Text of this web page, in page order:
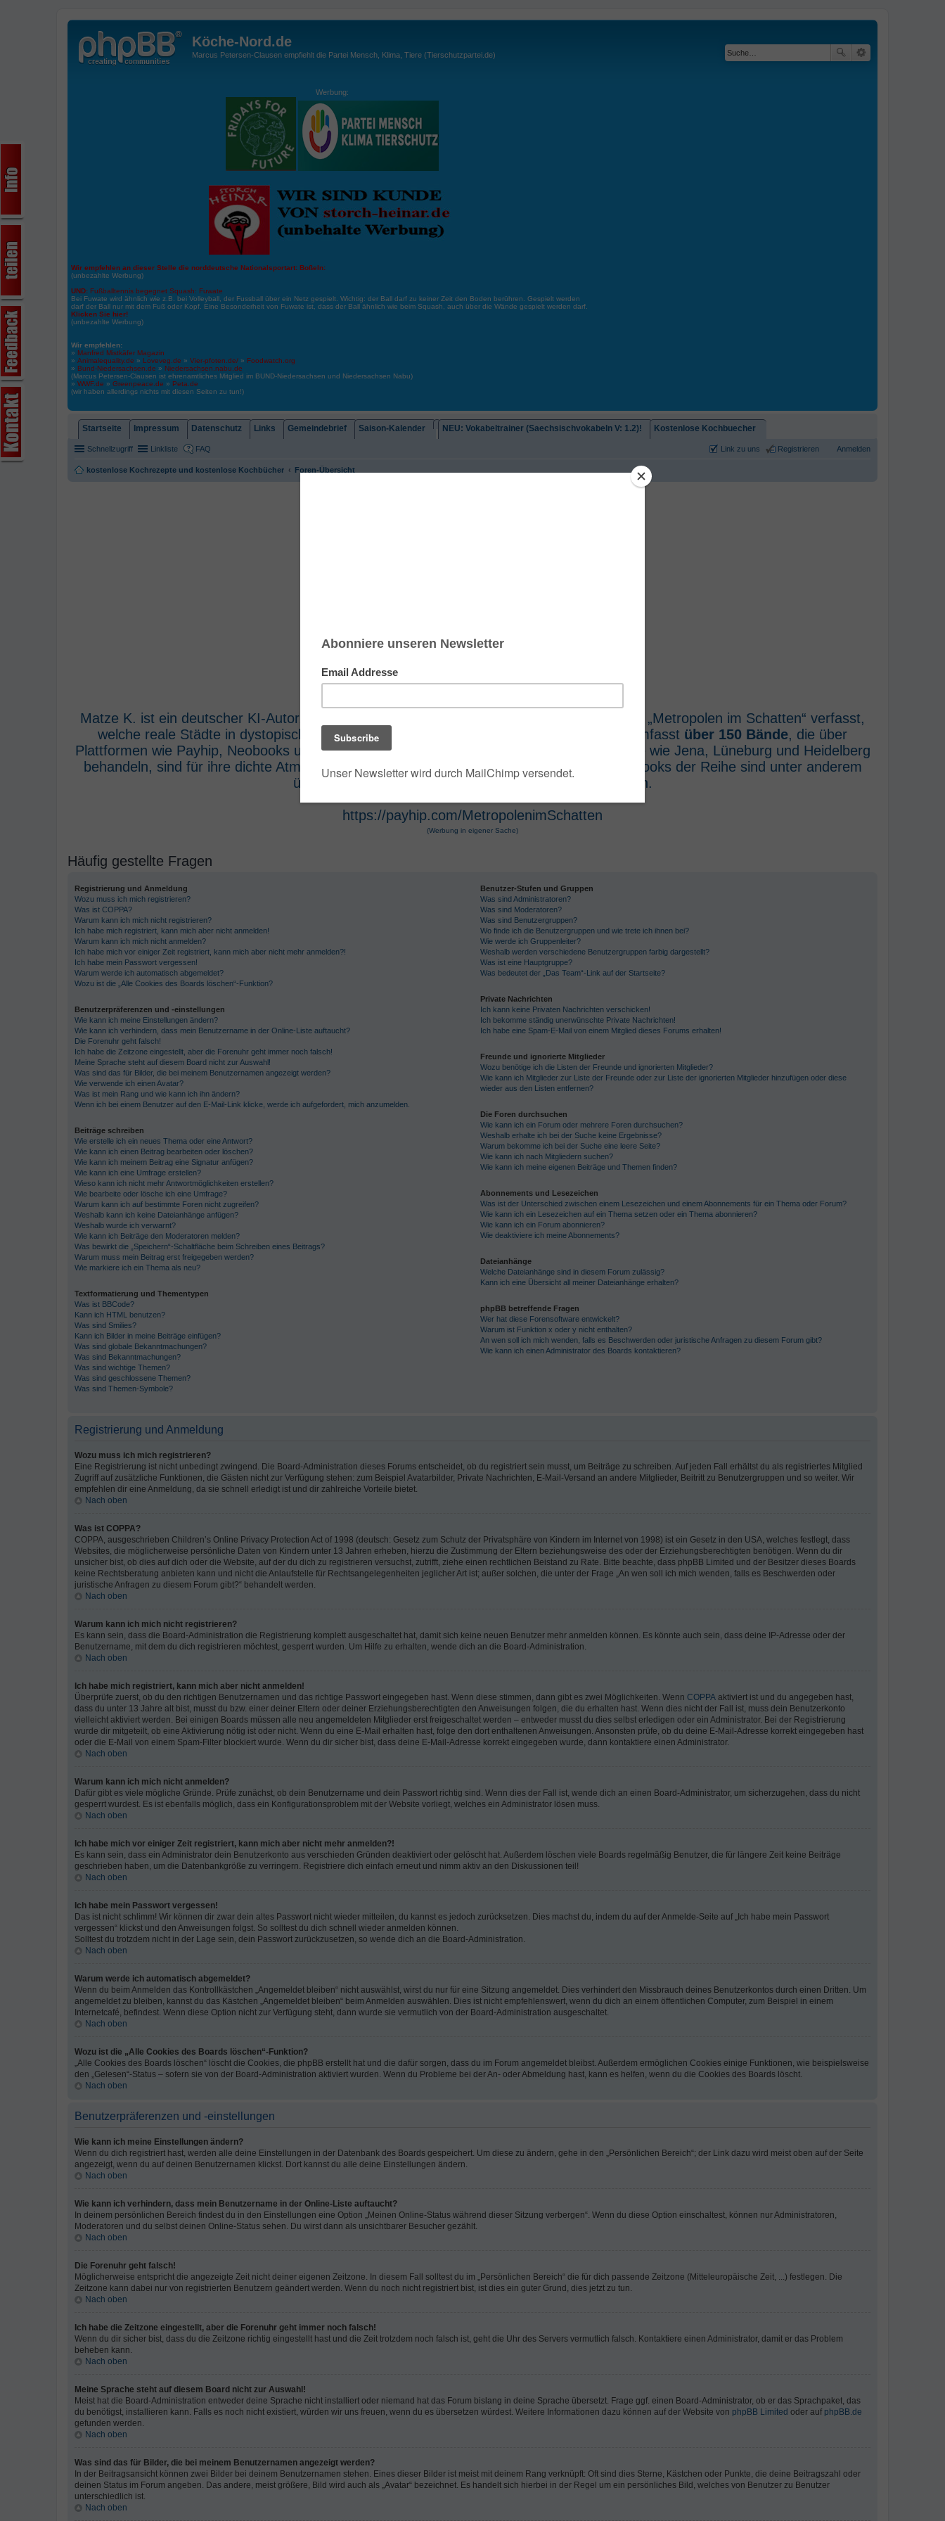
Köche-Nord.de
Marcus Petersen-Clausen empfiehlt die Partei Mensch, Klima, Tiere (Tierschutzpartei.de)
Werbung:
Wir empfehlen an dieser Stelle die norddeutsche Nationalsportart: Boßeln:
(unbezahlte Werbung)
UND: Fußballtennis begegnet Squash: Fuwate
Bei Fuwate wird ähnlich wie z.B. bei Volleyball, der Fussball über ein Netz gespielt. Wichtig: der Ball darf zu keiner Zeit den Boden berühren. Gespielt werden
darf der Ball nur mit dem Fuß oder Kopf. Eine Besonderheit von Fuwate ist, dass der Ball ähnlich wie beim Squash, auch über die Wände gespielt werden darf.
Klicken Sie hier!
(unbezahlte Werbung)
Wir empfehlen:
» Manfred Mistkäfer Magazin
» Animalequality.de » Loveveg.de » Vier-pfoten.de/ » Foodwatch.org
» Bund-Niedersachsen.de » Niedersachsen.nabu.de
(Marcus Petersen-Clausen ist ehrenamtliches Mitglied im BUND-Niedersachsen und Niedersachsen Nabu)
» WWF.de » Greenpeace.de » Peta.de
(wir haben allerdings nichts mit diesen Seiten zu tun!)
Startseite Impressum Datenschutz Links Gemeindebrief Saison-Kalender NEU: Vokabeltrainer (Saechsischvokabeln V: 1.2)! Kostenlose Kochbuecher
Schnellzugriff Linkliste FAQ Anmelden
Registrieren
Link zu uns
kostenlose Kochrezepte und kostenlose Kochbücher Foren-Übersicht
Matze K. ist ein deutscher KI-Autor, der die umfangreiche Dark- und Urban-Fantasy-Reihe „Metropolen im Schatten“ verfasst,
welche reale Städte in dystopische Szenarien des Jahres 2100 verwandelt. Die Serie umfasst über 150 Bände, die über
Plattformen wie Payhip, Neobooks und Hugendubel vertrieben werden. Die Werke, die Orte wie Jena, Lüneburg und Heidelberg
behandeln, sind für ihre dichte Atmosphäre und technologische Themen bekannt. Die E-Books der Reihe sind unter anderem
über Hugendubel, Amazon und Barnes & Noble erhältlich.
https://payhip.com/MetropolenimSchatten
(Werbung in eigener Sache)
Häufig gestellte Fragen
Registrierung und Anmeldung
Wozu muss ich mich registrieren?
Was ist COPPA?
Warum kann ich mich nicht registrieren?
Ich habe mich registriert, kann mich aber nicht anmelden!
Warum kann ich mich nicht anmelden?
Ich habe mich vor einiger Zeit registriert, kann mich aber nicht mehr anmelden?!
Ich habe mein Passwort vergessen!
Warum werde ich automatisch abgemeldet?
Wozu ist die „Alle Cookies des Boards löschen“-Funktion?
Benutzerpräferenzen und -einstellungen
Wie kann ich meine Einstellungen ändern?
Wie kann ich verhindern, dass mein Benutzername in der Online-Liste auftaucht?
Die Forenuhr geht falsch!
Ich habe die Zeitzone eingestellt, aber die Forenuhr geht immer noch falsch!
Meine Sprache steht auf diesem Board nicht zur Auswahl!
Was sind das für Bilder, die bei meinem Benutzernamen angezeigt werden?
Wie verwende ich einen Avatar?
Was ist mein Rang und wie kann ich ihn ändern?
Wenn ich bei einem Benutzer auf den E-Mail-Link klicke, werde ich aufgefordert, mich anzumelden.
Beiträge schreiben
Wie erstelle ich ein neues Thema oder eine Antwort?
Wie kann ich einen Beitrag bearbeiten oder löschen?
Wie kann ich meinem Beitrag eine Signatur anfügen?
Wie kann ich eine Umfrage erstellen?
Wieso kann ich nicht mehr Antwortmöglichkeiten erstellen?
Wie bearbeite oder lösche ich eine Umfrage?
Warum kann ich auf bestimmte Foren nicht zugreifen?
Weshalb kann ich keine Dateianhänge anfügen?
Weshalb wurde ich verwarnt?
Wie kann ich Beiträge den Moderatoren melden?
Was bewirkt die „Speichern“-Schaltfläche beim Schreiben eines Beitrags?
Warum muss mein Beitrag erst freigegeben werden?
Wie markiere ich ein Thema als neu?
Textformatierung und Thementypen
Was ist BBCode?
Kann ich HTML benutzen?
Was sind Smilies?
Kann ich Bilder in meine Beiträge einfügen?
Was sind globale Bekanntmachungen?
Was sind Bekanntmachungen?
Was sind wichtige Themen?
Was sind geschlossene Themen?
Was sind Themen-Symbole?
Benutzer-Stufen und Gruppen
Was sind Administratoren?
Was sind Moderatoren?
Was sind Benutzergruppen?
Wo finde ich die Benutzergruppen und wie trete ich ihnen bei?
Wie werde ich Gruppenleiter?
Weshalb werden verschiedene Benutzergruppen farbig dargestellt?
Was ist eine Hauptgruppe?
Was bedeutet der „Das Team“-Link auf der Startseite?
Private Nachrichten
Ich kann keine Privaten Nachrichten verschicken!
Ich bekomme ständig unerwünschte Private Nachrichten!
Ich habe eine Spam-E-Mail von einem Mitglied dieses Forums erhalten!
Freunde und ignorierte Mitglieder
Wozu benötige ich die Listen der Freunde und ignorierten Mitglieder?
Wie kann ich Mitglieder zur Liste der Freunde oder zur Liste der ignorierten Mitglieder hinzufügen oder diese
wieder aus den Listen entfernen?
Die Foren durchsuchen
Wie kann ich ein Forum oder mehrere Foren durchsuchen?
Weshalb erhalte ich bei der Suche keine Ergebnisse?
Warum bekomme ich bei der Suche eine leere Seite?
Wie kann ich nach Mitgliedern suchen?
Wie kann ich meine eigenen Beiträge und Themen finden?
Abonnements und Lesezeichen
Was ist der Unterschied zwischen einem Lesezeichen und einem Abonnements für ein Thema oder Forum?
Wie kann ich ein Lesezeichen auf ein Thema setzen oder ein Thema abonnieren?
Wie kann ich ein Forum abonnieren?
Wie deaktiviere ich meine Abonnements?
Dateianhänge
Welche Dateianhänge sind in diesem Forum zulässig?
Kann ich eine Übersicht all meiner Dateianhänge erhalten?
phpBB betreffende Fragen
Wer hat diese Forensoftware entwickelt?
Warum ist Funktion x oder y nicht enthalten?
An wen soll ich mich wenden, falls es Beschwerden oder juristische Anfragen zu diesem Forum gibt?
Wie kann ich einen Administrator des Boards kontaktieren?
Registrierung und Anmeldung
Wozu muss ich mich registrieren?
Eine Registrierung ist nicht unbedingt zwingend. Die Board-Administration dieses Forums entscheidet, ob du registriert sein musst, um Beiträge zu schreiben. Auf jeden Fall erhältst du als registriertes Mitglied
Zugriff auf zusätzliche Funktionen, die Gästen nicht zur Verfügung stehen: zum Beispiel Avatarbilder, Private Nachrichten, E-Mail-Versand an andere Mitglieder, Beitritt zu Benutzergruppen und so weiter. Wir
empfehlen dir eine Anmeldung, da sie schnell erledigt ist und dir zahlreiche Vorteile bietet.
Nach oben
Was ist COPPA?
COPPA, ausgeschrieben Children’s Online Privacy Protection Act of 1998 (deutsch: Gesetz zum Schutz der Privatsphäre von Kindern im Internet von 1998) ist ein Gesetz in den USA, welches festlegt, dass
Websites, die möglicherweise persönliche Daten von Kindern unter 13 Jahren erheben, hierzu die Zustimmung der Eltern beziehungsweise des oder der Erziehungsberechtigten benötigen. Wenn du dir
unsicher bist, ob dies auf dich oder die Website, auf der du dich zu registrieren versuchst, zutrifft, ziehe einen rechtlichen Beistand zu Rate. Bitte beachte, dass phpBB Limited und der Besitzer dieses Boards
keine Rechtsberatung anbieten kann und nicht die Anlaufstelle für Rechtsangelegenheiten jeglicher Art ist; außer solchen, die unter der Frage „An wen soll ich mich wenden, falls es Beschwerden oder
juristische Anfragen zu diesem Forum gibt?“ behandelt werden.
Nach oben
Warum kann ich mich nicht registrieren?
Es kann sein, dass die Board-Administration die Registrierung komplett ausgeschaltet hat, damit sich keine neuen Benutzer mehr anmelden können. Es könnte auch sein, dass deine IP-Adresse oder der
Benutzername, mit dem du dich registrieren möchtest, gesperrt wurden. Um Hilfe zu erhalten, wende dich an die Board-Administration.
Nach oben
Ich habe mich registriert, kann mich aber nicht anmelden!
Überprüfe zuerst, ob du den richtigen Benutzernamen und das richtige Passwort eingegeben hast. Wenn diese stimmen, dann gibt es zwei Möglichkeiten. Wenn COPPA aktiviert ist und du angegeben hast,
dass du unter 13 Jahre alt bist, musst du bzw. einer deiner Eltern oder deiner Erziehungsberechtigten den Anweisungen folgen, die du erhalten hast. Wenn dies nicht der Fall ist, muss dein Benutzerkonto
vielleicht aktiviert werden. Bei einigen Boards müssen alle neu angemeldeten Mitglieder erst freigeschaltet werden – entweder musst du dies selbst erledigen oder ein Administrator. Bei der Registrierung
wurde dir mitgeteilt, ob eine Aktivierung nötig ist oder nicht. Wenn du eine E-Mail erhalten hast, folge den dort enthaltenen Anweisungen. Ansonsten prüfe, ob du deine E-Mail-Adresse korrekt eingegeben hast
oder die E-Mail von einem Spam-Filter blockiert wurde. Wenn du dir sicher bist, dass deine E-Mail-Adresse korrekt eingegeben wurde, dann kontaktiere einen Administrator.
Nach oben
Warum kann ich mich nicht anmelden?
Dafür gibt es viele mögliche Gründe. Prüfe zunächst, ob dein Benutzername und dein Passwort richtig sind. Wenn dies der Fall ist, wende dich an einen Board-Administrator, um sicherzugehen, dass du nicht
gesperrt wurdest. Es ist ebenfalls möglich, dass ein Konfigurationsproblem mit der Website vorliegt, welches ein Administrator lösen muss.
Nach oben
Ich habe mich vor einiger Zeit registriert, kann mich aber nicht mehr anmelden?!
Es kann sein, dass ein Administrator dein Benutzerkonto aus verschieden Gründen deaktiviert oder gelöscht hat. Außerdem löschen viele Boards regelmäßig Benutzer, die für längere Zeit keine Beiträge
geschrieben haben, um die Datenbankgröße zu verringern. Registriere dich einfach erneut und nimm aktiv an den Diskussionen teil!
Nach oben
Ich habe mein Passwort vergessen!
Das ist nicht schlimm! Wir können dir zwar dein altes Passwort nicht wieder mitteilen, du kannst es jedoch zurücksetzen. Dies machst du, indem du auf der Anmelde-Seite auf „Ich habe mein Passwort
vergessen“ klickst und den Anweisungen folgst. So solltest du dich schnell wieder anmelden können.
Solltest du trotzdem nicht in der Lage sein, dein Passwort zurückzusetzen, so wende dich an die Board-Administration.
Nach oben
Warum werde ich automatisch abgemeldet?
Wenn du beim Anmelden das Kontrollkästchen „Angemeldet bleiben“ nicht auswählst, wirst du nur für eine Sitzung angemeldet. Dies verhindert den Missbrauch deines Benutzerkontos durch einen Dritten. Um
angemeldet zu bleiben, kannst du das Kästchen „Angemeldet bleiben“ beim Anmelden auswählen. Dies ist nicht empfehlenswert, wenn du dich an einem öffentlichen Computer, zum Beispiel in einem
Internetcafé, befindest. Wenn diese Option nicht zur Verfügung steht, dann wurde sie vermutlich von der Board-Administration ausgeschaltet.
Nach oben
Wozu ist die „Alle Cookies des Boards löschen“-Funktion?
„Alle Cookies des Boards löschen“ löscht die Cookies, die phpBB erstellt hat und die dafür sorgen, dass du im Forum angemeldet bleibst. Außerdem ermöglichen Cookies einige Funktionen, wie beispielsweise
den „Gelesen“-Status – sofern sie von der Board-Administration aktiviert wurden. Wenn du Probleme bei der An- oder Abmeldung hast, kann es helfen, wenn du die Cookies des Boards löscht.
Nach oben
Benutzerpräferenzen und -einstellungen
Wie kann ich meine Einstellungen ändern?
Wenn du dich registriert hast, werden alle deine Einstellungen in der Datenbank des Boards gespeichert. Um diese zu ändern, gehe in den „Persönlichen Bereich“; der Link dazu wird meist oben auf der Seite
angezeigt, wenn du auf deinen Benutzernamen klickst. Dort kannst du alle deine Einstellungen ändern.
Nach oben
Wie kann ich verhindern, dass mein Benutzername in der Online-Liste auftaucht?
In deinem persönlichen Bereich findest du in den Einstellungen eine Option „Meinen Online-Status während dieser Sitzung verbergen“. Wenn du diese Option einschaltest, können nur Administratoren,
Moderatoren und du selbst deinen Online-Status sehen. Du wirst dann als unsichtbarer Besucher gezählt.
Nach oben
Die Forenuhr geht falsch!
Möglicherweise entspricht die angezeigte Zeit nicht deiner eigenen Zeitzone. In diesem Fall solltest du im „Persönlichen Bereich“ die für dich passende Zeitzone (Mitteleuropäische Zeit, ...) festlegen. Die
Zeitzone kann dabei nur von registrierten Benutzern geändert werden. Wenn du noch nicht registriert bist, ist dies ein guter Grund, dies jetzt zu tun.
Nach oben
Ich habe die Zeitzone eingestellt, aber die Forenuhr geht immer noch falsch!
Wenn du dir sicher bist, dass du die Zeitzone richtig eingestellt hast und die Zeit trotzdem noch falsch ist, geht die Uhr des Servers vermutlich falsch. Kontaktiere einen Administrator, damit er das Problem
beheben kann.
Nach oben
Meine Sprache steht auf diesem Board nicht zur Auswahl!
Meist hat die Board-Administration entweder deine Sprache nicht installiert oder niemand hat das Forum bislang in deine Sprache übersetzt. Frage ggf. einen Board-Administrator, ob er das Sprachpaket, das
du benötigst, installieren kann. Falls es noch nicht existiert, würden wir uns freuen, wenn du es übersetzen würdest. Weitere Informationen dazu können auf der Website von phpBB Limited oder auf phpBB.de
gefunden werden.
Nach oben
Was sind das für Bilder, die bei meinem Benutzernamen angezeigt werden?
In der Beitragsansicht können zwei Bilder bei deinem Benutzernamen stehen. Eines dieser Bilder ist meist mit deinem Rang verknüpft: Oft sind dies Sterne, Kästchen oder Punkte, die deine Beitragszahl oder
deinen Status im Forum angeben. Das andere, meist größere, Bild wird auch als „Avatar“ bezeichnet. Es handelt sich hierbei in der Regel um ein persönliches Bild, welches von Benutzer zu Benutzer
unterschiedlich ist.
Nach oben